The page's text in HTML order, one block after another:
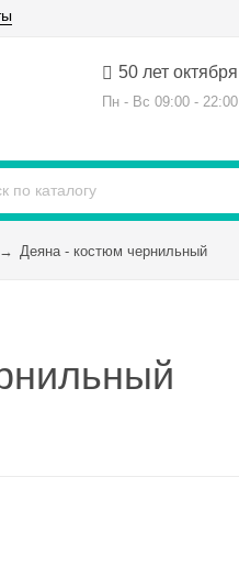
50 лет октября
Пн - Вс 09:00 - 22:00
→ Деяна - костюм чернильный